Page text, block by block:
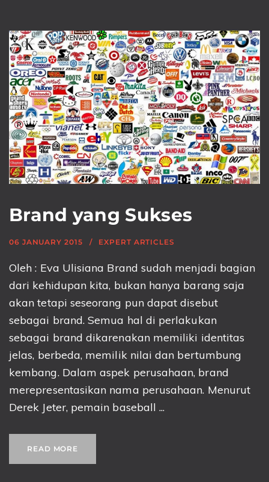
Brand yang Sukses
06 JANUARY 2015 EXPERT ARTICLES
Oleh : Eva Ulisiana Brand sudah menjadi bagian
dari kehidupan kita, bukan hanya barang saja
akan tetapi seseorang pun dapat disebut
sebagai brand. Semua hal di perlakukan
sebagai brand dikarenakan memiliki identitas
jelas, berbeda, memilik nilai dan bertumbung
kembang. Dalam aspek perusahaan, brand
merepresentasikan nama perusahaan. Menurut
Derek Jeter, pemain baseball ...
READ MORE